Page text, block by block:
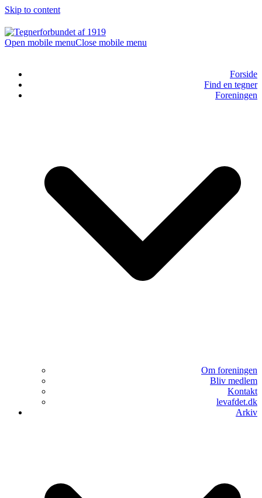
Skip to content
Open mobile menuClose mobile menu
Forside
Find en tegner
Foreningen
Om foreningen
Bliv medlem
Kontakt
levafdet.dk
Arkiv